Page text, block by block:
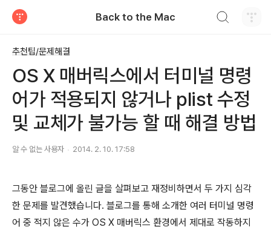
Back to the Mac
추천팁/문제해결
OS X 매버릭스에서 터미널 명령
어가 적용되지 않거나 plist 수정
및 교체가 불가능 할 때 해결 방법
알 수 없는 사용자 2014. 2. 10. 17:58
그동안 블로그에 올린 글을 살펴보고 재정비하면서 두 가지 심각
한 문제를 발견했습니다. 블로그를 통해 소개한 여러 터미널 명령
어 중 적지 않은 수가 OS X 매버릭스 환경에서 제대로 작동하지